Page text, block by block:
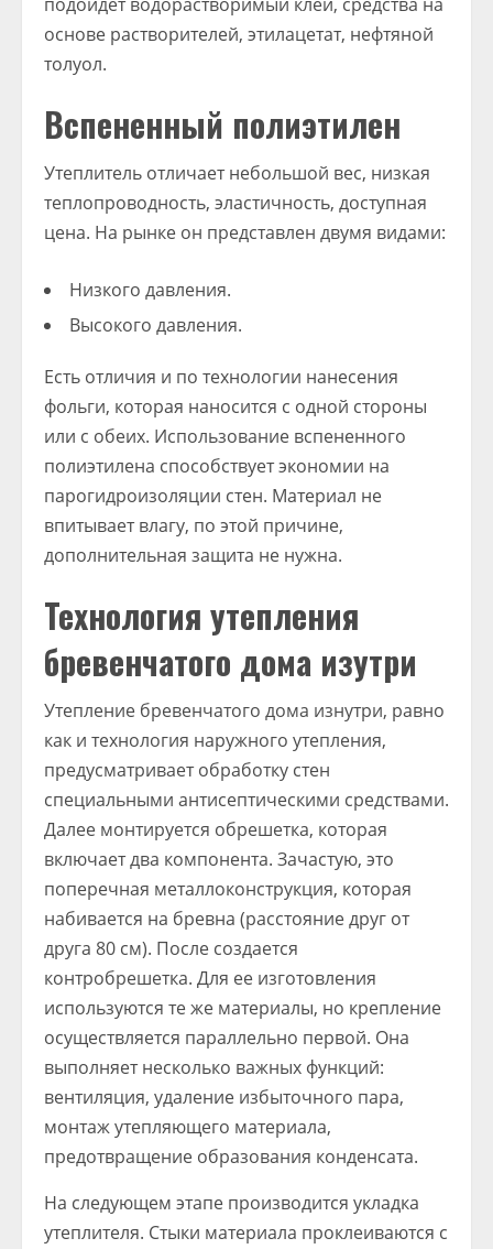
основе растворителей, этилацетат, нефтяной
толуол.
Вспененный полиэтилен
Утеплитель отличает небольшой вес, низкая
теплопроводность, эластичность, доступная
цена. На рынке он представлен двумя видами:
Низкого давления.
Высокого давления.
Есть отличия и по технологии нанесения
фольги, которая наносится с одной стороны
или с обеих. Использование вспененного
полиэтилена способствует экономии на
парогидроизоляции стен. Материал не
впитывает влагу, по этой причине,
дополнительная защита не нужна.
Технология утепления
бревенчатого дома изутри
Утепление бревенчатого дома изнутри, равно
как и технология наружного утепления,
предусматривает обработку стен
специальными антисептическими средствами.
Далее монтируется обрешетка, которая
включает два компонента. Зачастую, это
поперечная металлоконструкция, которая
набивается на бревна (расстояние друг от
друга 80 см). После создается
контробрешетка. Для ее изготовления
используются те же материалы, но крепление
осуществляется параллельно первой. Она
выполняет несколько важных функций:
вентиляция, удаление избыточного пара,
монтаж утепляющего материала,
предотвращение образования конденсата.
На следующем этапе производится укладка
утеплителя. Стыки материала проклеиваются с